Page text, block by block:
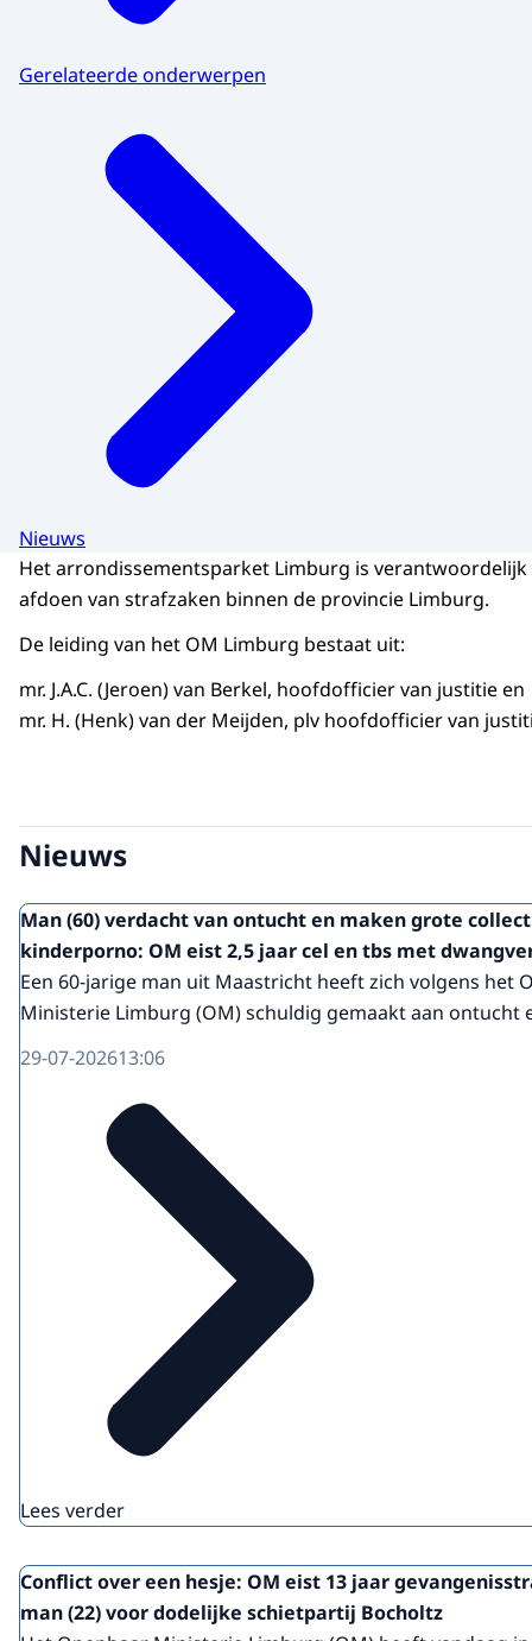
Gerelateerde onderwerpen
Nieuws
Het arrondissementsparket Limburg is
afdoen van strafzaken binnen de provincie Limburg.
De leiding van het OM Limburg bestaat uit:
mr. J.A.C. (Jeroen) van Berkel, hoofdofficier van justitie en
mr. H. (Henk) van der Meijden, plv hoofdofficier van
Nieuws
Man (60) verdacht van ontucht en maken grote
kinderporno: OM eist 2,5 jaar cel en tbs met
Een 60-jarige man uit Maastricht heeft zich volgens het
Ministerie Limburg (OM) schuldig gemaakt aan ontucht
29-07-202613:06
Lees verder
Conflict over een hesje: OM eist 13 jaar
man (22) voor dodelijke schietpartij Bocholtz